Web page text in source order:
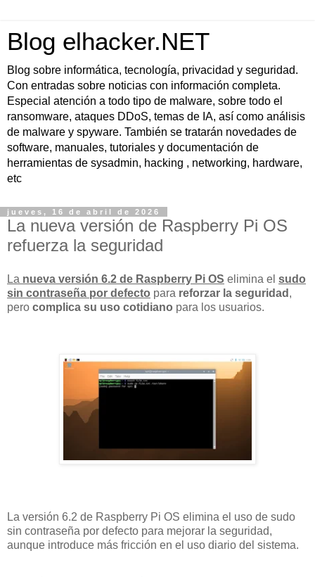
Blog elhacker.NET
Blog sobre informática, tecnología, privacidad y seguridad.
Con entradas sobre noticias con información completa.
Especial atención a todo tipo de malware, sobre todo el
ransomware, ataques DDoS, temas de IA, así como análisis
de malware y spyware. También se tratarán novedades de
software, manuales, tutoriales y documentación de
herramientas de sysadmin, hacking , networking, hardware,
etc
jueves, 16 de abril de 2026
La nueva versión de Raspberry Pi OS
refuerza la seguridad
La nueva versión 6.2 de Raspberry Pi OS elimina el sudo
sin contraseña por defecto para reforzar la seguridad ,
pero complica su uso cotidiano para los usuarios.
La versión 6.2 de Raspberry Pi OS elimina el uso de sudo
sin contraseña por defecto para mejorar la seguridad,
aunque introduce más fricción en el uso diario del sistema.